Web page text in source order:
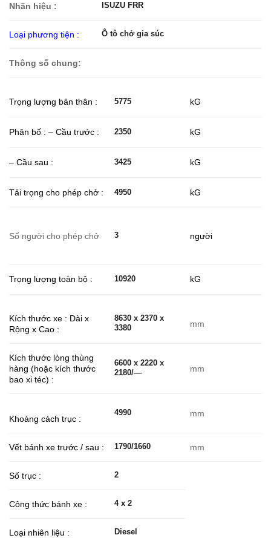
Nhãn hiệu : ISUZU FRR
Loại phương tiện : Ô tô chở gia súc
Thông số chung:
Trọng lượng bản thân : 5775 kG
Phân bố : – Cầu trước : 2350 kG
– Cầu sau : 3425 kG
Tải trọng cho phép chở : 4950 kG
Số người cho phép chở 3 người
Trọng lượng toàn bộ : 10920 kG
Kích thước xe : Dài x
Rộng x Cao :
8630 x 2370 x
3380
mm
Kích thước lòng thùng
hàng (hoặc kích thước
bao xi téc) :
6600 x 2220 x
2180/—
mm
Khoảng cách trục :
4990 mm
Vết bánh xe trước / sau : 1790/1660 mm
Số trục : 2
Công thức bánh xe : 4 x 2
Loại nhiên liệu : Diesel